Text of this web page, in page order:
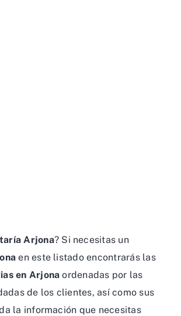
Arjona? Si necesitas un
en este listado encontrarás las
en Arjona ordenadas por las
de los clientes, así como sus
la información que necesitas